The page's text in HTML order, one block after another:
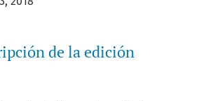
de la edición